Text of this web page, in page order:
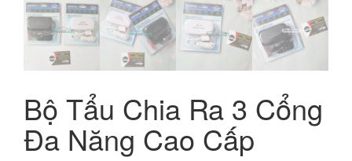
Bộ Tẩu Chia Ra 3 Cổng
Đa Năng Cao Cấp